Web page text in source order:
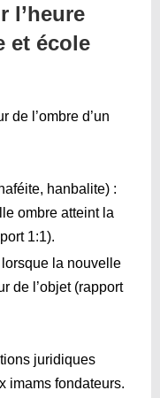
l’heure
et école
de l’ombre d’un
hanbalite) :
ombre atteint la
1:1).
lorsque la nouvelle
de l’objet (rapport
juridiques
imams fondateurs.